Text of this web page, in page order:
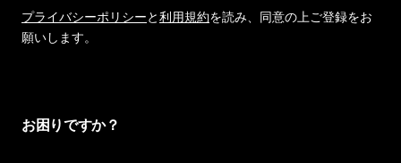
プライバシーポリシーと利用規約を読み、同意の上ご登録をお
願いします。
お困りですか？